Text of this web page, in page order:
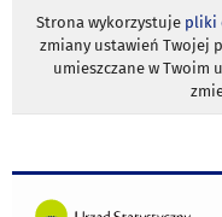
Strona wykorzystuje pliki
zmiany ustawień Twojej
umieszczane w Twoim